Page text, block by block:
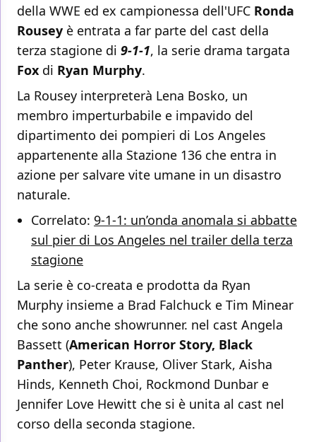
della WWE ed ex campionessa dell'UFC Ronda
Rousey è entrata a far parte del cast della
terza stagione di 9-1-1, la serie drama targata
Fox di Ryan Murphy.
La Rousey interpreterà Lena Bosko, un
membro imperturbabile e impavido del
dipartimento dei pompieri di Los Angeles
appartenente alla Stazione 136 che entra in
azione per salvare vite umane in un disastro
naturale.
Correlato: 9-1-1: un’onda anomala si abbatte
sul pier di Los Angeles nel trailer della terza
stagione
La serie è co-creata e prodotta da Ryan
Murphy insieme a Brad Falchuck e Tim Minear
che sono anche showrunner. nel cast Angela
Bassett (American Horror Story, Black
Panther), Peter Krause, Oliver Stark, Aisha
Hinds, Kenneth Choi, Rockmond Dunbar e
Jennifer Love Hewitt che si è unita al cast nel
corso della seconda stagione.